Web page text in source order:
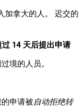
加拿大的人。 迟交的
14 天后提出申请
境的人员。
申请被自动拒绝转